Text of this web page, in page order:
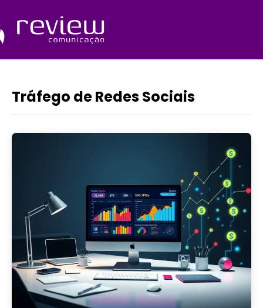
o
conteúdo
Tráfego de Redes Sociais